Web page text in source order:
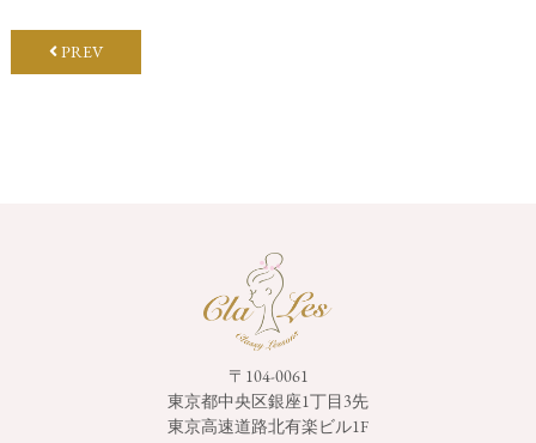
PREV
〒104-0061
東京都中央区銀座1丁目3先
東京高速道路北有楽ビル1F